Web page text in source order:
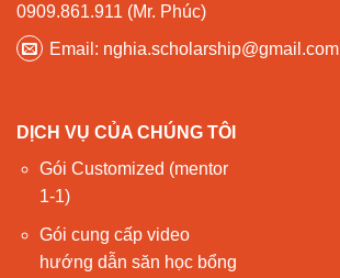
0909.861.911 (Mr. Phúc)
Email: nghia.scholarship@gmail.com
DỊCH VỤ CỦA CHÚNG TÔI
Gói Customized (mentor
1-1)
Gói cung cấp video
hướng dẫn săn học bổng